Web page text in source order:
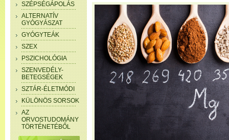
SZÉPSÉGÁPOLÁS
ALTERNATÍV
GYÓGYÁSZAT
GYÓGYTEÁK
SZEX
PSZICHOLÓGIA
SZENVEDÉLY-
BETEGSÉGEK
SZTÁR-ÉLETMÓDI
KÜLÖNÖS SORSOK
AZ
ORVOSTUDOMÁNY
TÖRTÉNETÉBŐL